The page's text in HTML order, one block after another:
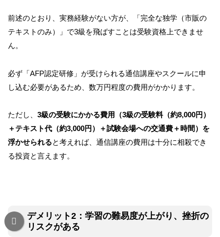
前述のとおり、実務経験がない方が、「完全な独学（市販の
テキストのみ）」で3級を飛ばすことは受験資格上できませ
ん。
必ず「AFP認定研修」が受けられる通信講座やスクールに申
し込む必要があるため、数万円程度の費用がかかります。
ただし、 3級の受験にかかる費用（3級の受験料（約8,000円）
＋テキスト代（約3,000円）＋試験会場への交通費＋時間）を
浮かせられると考えれば、通信講座の費用は十分に相殺でき
る投資と言えます。
デメリット2：学習の難易度が上がり、挫折の
リスクがある